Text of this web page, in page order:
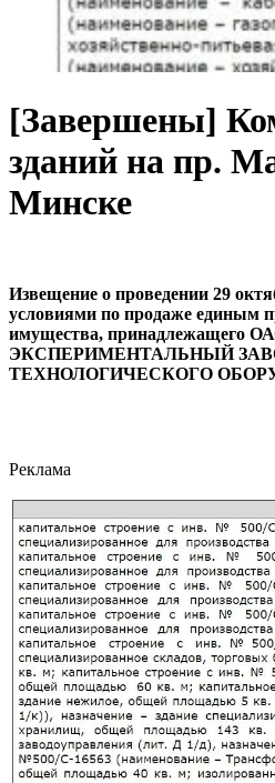
[Завершены]
зданий на пр.
Минске
Извещение о проведении 29
условиями по продаже единым
имущества, принадлежащего
ЭКСПЕРИМЕНТАЛЬНЫЙ
ТЕХНОЛОГИЧЕСКОГО
Реклама